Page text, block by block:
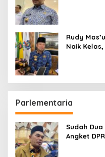
Rudy
Naik
Parlementaria
Sudah
Angket